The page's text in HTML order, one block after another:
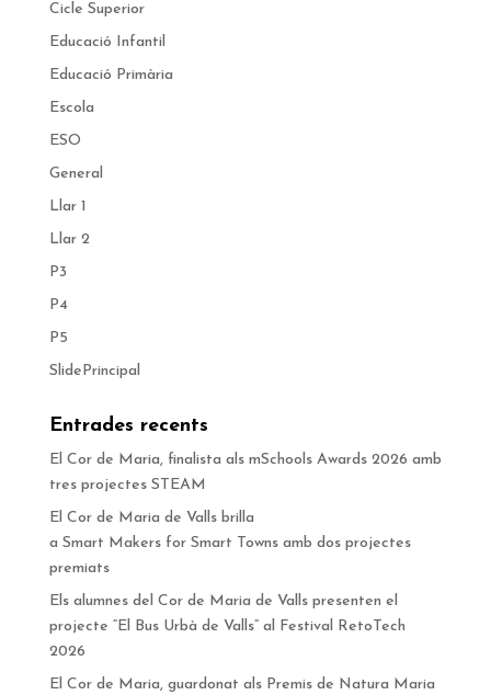
Cicle Superior
Educació Infantil
Educació Primària
Escola
ESO
General
Llar 1
Llar 2
P3
P4
P5
SlidePrincipal
Entrades recents
El Cor de Maria, finalista als mSchools Awards 2026 amb
tres projectes STEAM
El Cor de Maria de Valls brilla
a Smart Makers for Smart Towns amb dos projectes
premiats
Els alumnes del Cor de Maria de Valls presenten el
projecte “El Bus Urbà de Valls” al Festival RetoTech
2026
El Cor de Maria, guardonat als Premis de Natura Maria